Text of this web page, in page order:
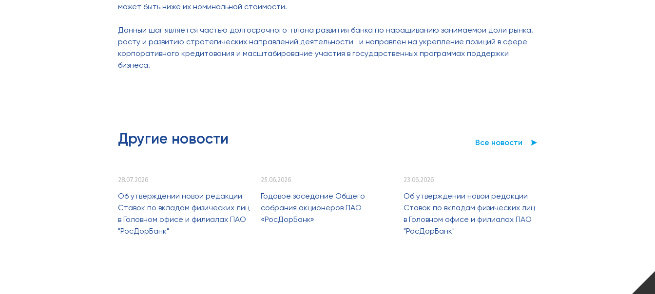
может быть ниже их номинальной стоимости.
Данный шаг является частью долгосрочного плана развития банка по наращиванию занимаемой доли рынка,
росту и развитию стратегических направлений деятельности и направлен на укрепление позиций в сфере
корпоративного кредитования и масштабирование участия в государственных программах поддержки
бизнеса.
Другие новости Все новости
28.07.2026
Об утверждении новой редакции
Ставок по вкладам физических лиц
в Головном офисе и филиалах ПАО
"РосДорБанк"
25.06.2026
Годовое заседание Общего
собрания акционеров ПАО
«РосДорБанк»
23.06.2026
Об утверждении новой редакции
Ставок по вкладам физических лиц
в Головном офисе и филиалах ПАО
"РосДорБанк"